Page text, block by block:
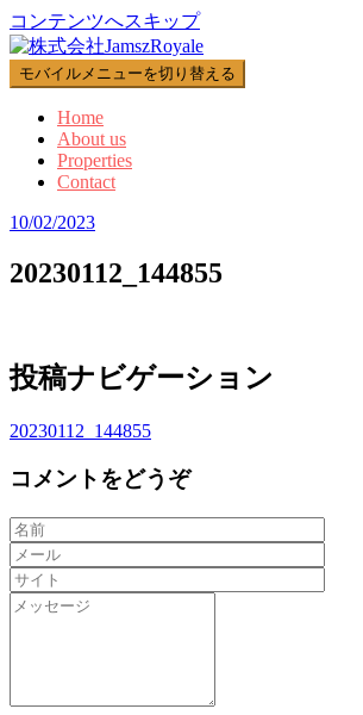
コンテンツへスキップ
モバイルメニューを切り替える
Home
About us
Properties
Contact
10/02/2023
20230112_144855
投稿ナビゲーション
20230112_144855
コメントをどうぞ